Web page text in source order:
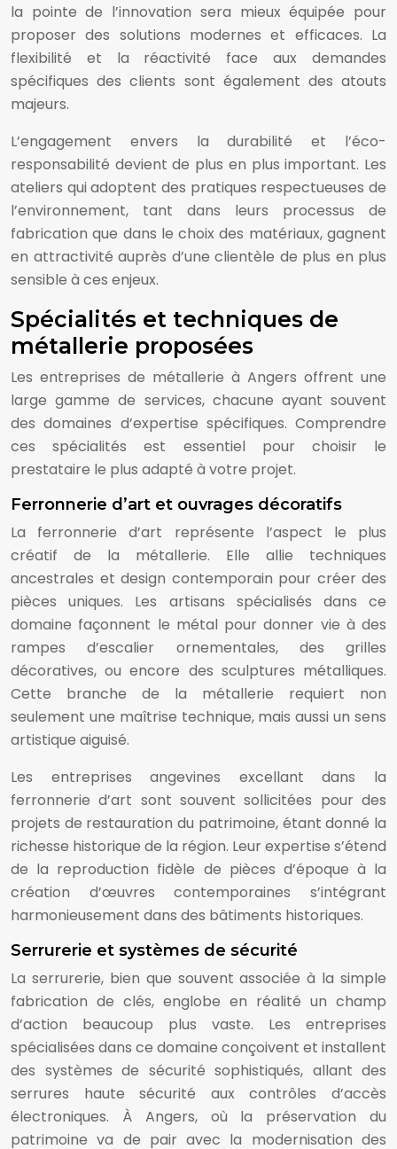
la pointe de l’innovation sera mieux équipée pour
proposer des solutions modernes et efficaces. La
flexibilité et la réactivité face aux demandes
spécifiques des clients sont également des atouts
majeurs.
L’engagement envers la durabilité et l’éco-
responsabilité devient de plus en plus important. Les
ateliers qui adoptent des pratiques respectueuses de
l’environnement, tant dans leurs processus de
fabrication que dans le choix des matériaux, gagnent
en attractivité auprès d’une clientèle de plus en plus
sensible à ces enjeux.
Spécialités et techniques de
métallerie proposées
Les entreprises de métallerie à Angers offrent une
large gamme de services, chacune ayant souvent
des domaines d’expertise spécifiques. Comprendre
ces spécialités est essentiel pour choisir le
prestataire le plus adapté à votre projet.
Ferronnerie d’art et ouvrages décoratifs
La ferronnerie d’art représente l’aspect le plus
créatif de la métallerie. Elle allie techniques
ancestrales et design contemporain pour créer des
pièces uniques. Les artisans spécialisés dans ce
domaine façonnent le métal pour donner vie à des
rampes d’escalier ornementales, des grilles
décoratives, ou encore des sculptures métalliques.
Cette branche de la métallerie requiert non
seulement une maîtrise technique, mais aussi un sens
artistique aiguisé.
Les entreprises angevines excellant dans la
ferronnerie d’art sont souvent sollicitées pour des
projets de restauration du patrimoine, étant donné la
richesse historique de la région. Leur expertise s’étend
de la reproduction fidèle de pièces d’époque à la
création d’œuvres contemporaines s’intégrant
harmonieusement dans des bâtiments historiques.
Serrurerie et systèmes de sécurité
La serrurerie, bien que souvent associée à la simple
fabrication de clés, englobe en réalité un champ
d’action beaucoup plus vaste. Les entreprises
spécialisées dans ce domaine conçoivent et installent
des systèmes de sécurité sophistiqués, allant des
serrures haute sécurité aux contrôles d’accès
électroniques. À Angers, où la préservation du
patrimoine va de pair avec la modernisation des